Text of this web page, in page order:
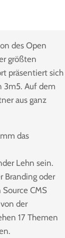
des Open
größten
präsentiert sich
3m5. Auf dem
aus ganz
das
Lehn sein.
Branding oder
CMS
der
17 Themen